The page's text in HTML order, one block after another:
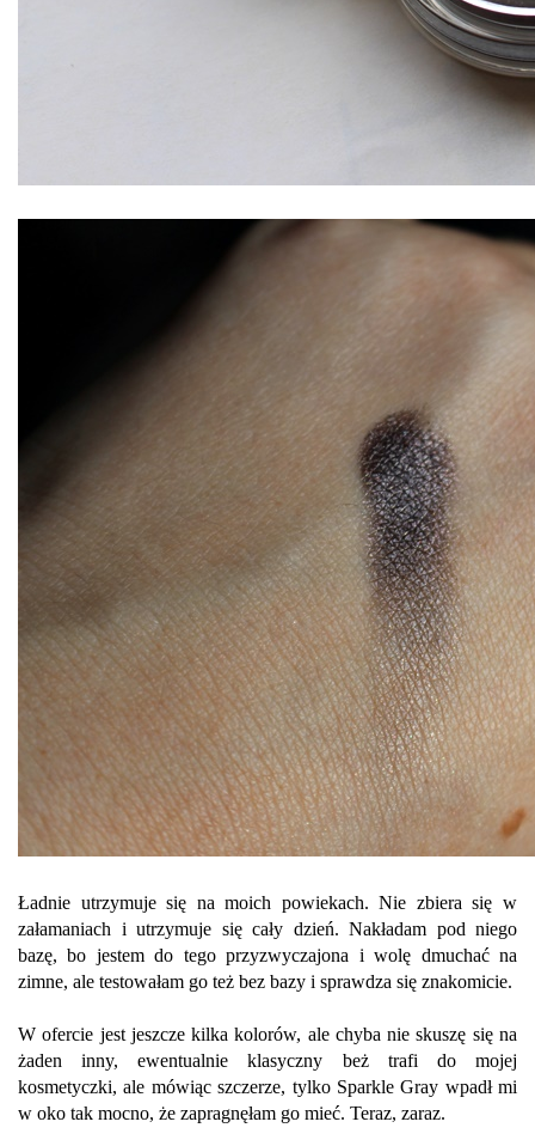
Ładnie utrzymuje się na moich powiekach. Nie zbiera się w
załamaniach i utrzymuje się cały dzień. Nakładam pod niego
bazę, bo jestem do tego przyzwyczajona i wolę dmuchać na
zimne, ale testowałam go też bez bazy i sprawdza się znakomicie.
W ofercie jest jeszcze kilka kolorów, ale chyba nie skuszę się na
żaden inny, ewentualnie klasyczny beż trafi do mojej
kosmetyczki, ale mówiąc szczerze, tylko Sparkle Gray wpadł mi
w oko tak mocno, że zapragnęłam go mieć. Teraz, zaraz.